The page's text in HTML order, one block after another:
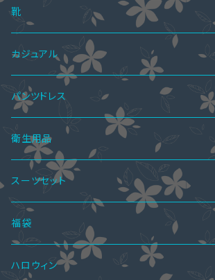
ペアTシャツ&ワンピース
ペアニット
ペア上下セット
ペア水着
ペアインナー
ペアシャツ
ペアシャツ＆ワンピ
ペアパーカ
ワンピース
ミニドレス
ミディアムドレス
ミモレ丈ドレス
マキシ丈ドレス
オールインワン・パンツドレス
ツーピース
スカートスーツ
パンツスーツ
ワンピーススーツ
ボレロ・ショール
パンツドレス
パーティーバッグ
ブラウス
ドレスインナー
靴
サマーブーツ
ニーハイブーツ
ロングブーツ
ハーフブーツ
ショートブーツ・ブーティー
秋ブーツ
ニーハイブーツ
ロングブーツ
ハーフブーツ
ショートブーツ・ブーティー
サンダル
レインブーツ
パンプス
ニーハイブーツ
カジュアル
ワンピース
オールインワン
サロペットスカート
ツーピース
トップス
カーディガン
Tシャツ
ボトムス
レギンス
ジャケット
パンツドレス
セットアップ
オールインワン
衛生用品
手袋
スーツセット
4点セット
2点セット
福袋
ハロウィン